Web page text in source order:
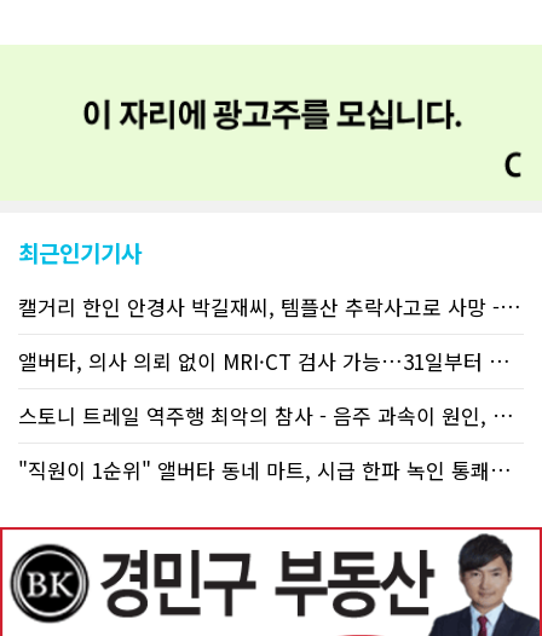
최근인기기사
캘거리 한인 안경사 박길재씨, 템플산 추락사고로 사망 - 헬기 구조..
앨버타, 의사 의뢰 없이 MRI·CT 검사 가능…31일부터 자비 부..
스토니 트레일 역주행 최악의 참사 - 음주 과속이 원인, 4명 사망..
"직원이 1순위" 앨버타 동네 마트, 시급 한파 녹인 통쾌한 반란 ..